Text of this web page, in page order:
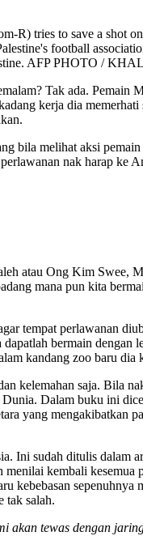
R) tries to save a shot
football
AFP PHOTO /
Tak ada. Pemain
kerja dia
bila melihat aksi
nak harap ke
atau Ong Kim Swee,
mana pun kita
tempat perlawanan
bermain
kandang zoo baru dia
kelemahan saja. Bila
Dalam buku ini
yang mengakibatkan
Ini sudah ditulis dalam
kembali
kebebasan
tak salah.
akan tewas dengan